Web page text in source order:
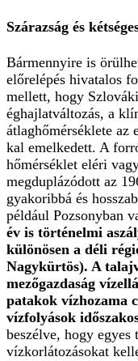
Szárazság és
Bármennyire is
előrelépés hivatalos
mellett, hogy
éghajlatváltozás, a
átlaghőmérséklete az
kal emelkedett. A
hőmérséklet eléri
megduplázódott az
gyakoribbá és
például Pozsonyban
év is történelmi
különösen a déli
Nagykürtös). A
mezőgazdaság
patakok vízhozama
vízfolyások
beszélve, hogy
vízkorlátozásokat